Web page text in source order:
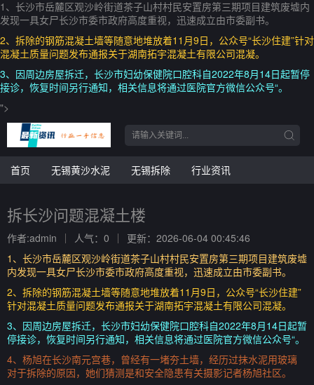
1、长沙市岳麓区观沙岭街道茶子山村村民安置房第三期项目建筑废墟内
发现一具女尸长沙市委市政府高度重视，迅速成立由市委副书。
2、拆除的钢筋混凝土墙等随意地堆放着11月9日，公众号“长沙住建”针对
混凝土质量问题发布通报关于湖南拓宇混凝土有限公司混凝。
3、因周边房屋拆迁，长沙市妇幼保健院口腔科自2022年8月14日起暂停
接诊，恢复时间另行通知，相关信息将通过医院官方微信公众号“。
">
首页 无锡黄沙水泥 无锡拆除 行业资讯
拆长沙问题混凝土楼
作者:admin 人气：0
更新：2026-06-04 00:45:46
1、长沙市岳麓区观沙岭街道茶子山村村民安置房第三期项目建筑废墟
内发现一具女尸长沙市委市政府高度重视，迅速成立由市委副书。
2、拆除的钢筋混凝土墙等随意地堆放着11月9日，公众号“长沙住建”
针对混凝土质量问题发布通报关于湖南拓宇混凝土有限公司混凝。
3、因周边房屋拆迁，长沙市妇幼保健院口腔科自2022年8月14日起暂
停接诊，恢复时间另行通知，相关信息将通过医院官方微信公众号“。
4、杨旭在长沙南元宫巷，曾经有一堵夯土墙，经历过抹水泥用玻璃
对于拆除的原因，她们猜测是和安全隐患有关摄影记者杨旭社区。